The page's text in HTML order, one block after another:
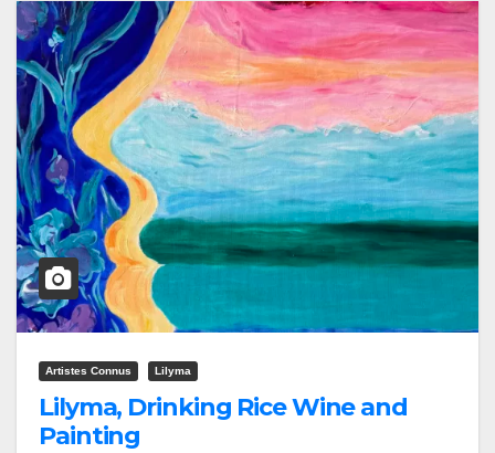
Artistes Connus Lilyma
Lilyma, Drinking Rice Wine and
Painting